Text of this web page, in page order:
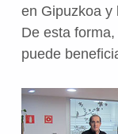
en Gipuzkoa y
De esta
puede